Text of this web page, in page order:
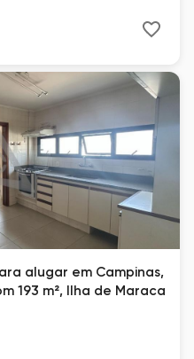
alugar em Campinas,
193 m², Ilha de Maraca